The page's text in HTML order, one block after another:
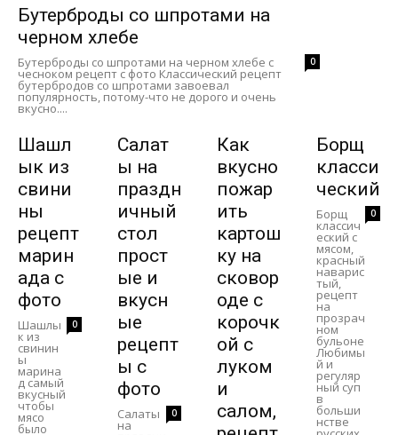
Бутерброды со шпротами на
черном хлебе
0
Бутерброды со шпротами на черном хлебе с
чесноком рецепт с фото Классический рецепт
бутербродов со шпротами завоевал
популярность, потому-что не дорого и очень
вкусно....
Шашл
ык из
свини
ны
рецепт
марин
ада с
фото
0
Шашлы
к из
свинин
ы
марина
д самый
вкусный
чтобы
мясо
было
Салат
ы на
праздн
ичный
стол
прост
ые и
вкусн
ые
рецепт
ы с
фото
0
Салаты
на
Как
вкусно
пожар
ить
картош
ку на
сковор
оде с
корочк
ой с
луком
и
салом,
Борщ
класси
ческий
0
Борщ
классич
еский с
мясом,
красный
наварис
тый,
рецепт
на
прозрач
ном
бульоне
Любимы
й и
регуляр
ный суп
в
больши
нстве